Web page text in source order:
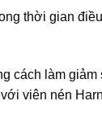
thời gian
cách làm
viên nén